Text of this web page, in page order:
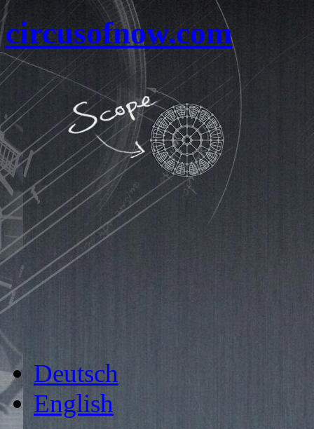
circusofnow.com
Deutsch
English